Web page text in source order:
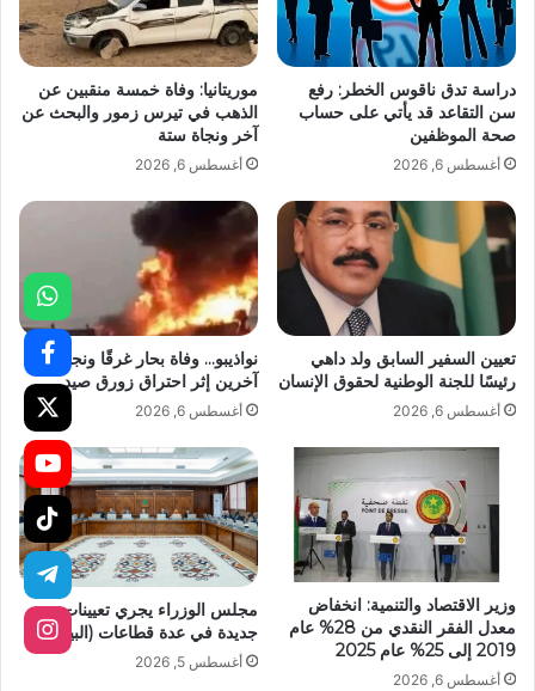
دراسة تدق ناقوس الخطر: رفع
سن التقاعد قد يأتي على حساب
صحة الموظفين
أغسطس 6, 2026
موريتانيا: وفاة خمسة منقبين عن
الذهب في تيرس زمور والبحث عن
آخر ونجاة ستة
أغسطس 6, 2026
تعيين السفير السابق ولد داهي
رئيسًا للجنة الوطنية لحقوق الإنسان
أغسطس 6, 2026
نواذيبو… وفاة بحار غرقًا ونجاة
آخرين إثر احتراق زورق صيد
أغسطس 6, 2026
وزير الاقتصاد والتنمية: انخفاض
معدل الفقر النقدي من 28% عام
2019 إلى 25% عام 2025
أغسطس 6, 2026
مجلس الوزراء يجري تعيينات
جديدة في عدة قطاعات (البيان)
أغسطس 5, 2026